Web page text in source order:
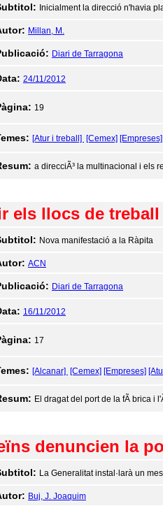
Inicialment la direcció n'havia
Millan, M.
Diari de Tarragona
24/11/2012
19
[Atur i treball] [Cemex] [Empreses]
a direcciÃ³ la multinacional i els
els llocs de treball
Nova manifestació a la Ràpita
ACN
Diari de Tarragona
16/11/2012
17
[Alcanar] [Cemex] [Empreses]
El dragat del port de la fÃ brica i
denuncien la
La Generalitat instal·larà un
Buj, J. Joaquim